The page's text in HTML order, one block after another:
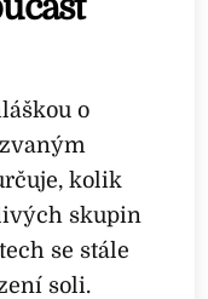
o
kolik
skupin
se stále
soli.